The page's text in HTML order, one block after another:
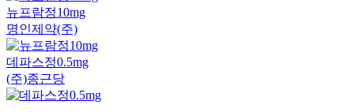
뉴프람정10mg
명인제약(주)
데파스정0.5mg
(주)종근당